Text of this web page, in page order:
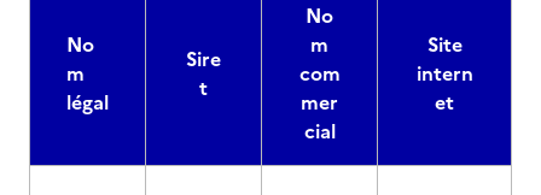
No
m
légal
Sire
t
No
m
com
mer
cial
Site
intern
et